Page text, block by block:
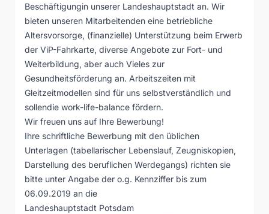
Beschäftigungin unserer Landeshauptstadt an. Wir
bieten unseren Mitarbeitenden eine betriebliche
Altersvorsorge, (finanzielle) Unterstützung beim Erwerb
der ViP-Fahrkarte, diverse Angebote zur Fort- und
Weiterbildung, aber auch Vieles zur
Gesundheitsförderung an. Arbeitszeiten mit
Gleitzeitmodellen sind für uns selbstverständlich und
sollendie work-life-balance fördern.
Wir freuen uns auf Ihre Bewerbung!
Ihre schriftliche Bewerbung mit den üblichen
Unterlagen (tabellarischer Lebenslauf, Zeugniskopien,
Darstellung des beruflichen Werdegangs) richten sie
bitte unter Angabe der o.g. Kennziffer bis zum
06.09.2019 an die
Landeshauptstadt Potsdam